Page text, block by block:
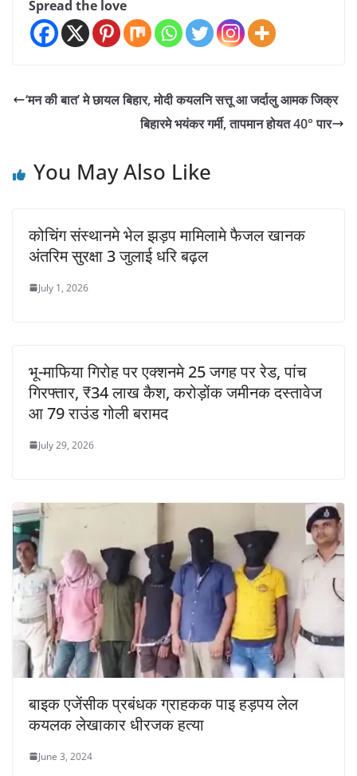
Spread the love
‘मन की बात’ मे छायल बिहार, मोदी कयलनि सत्तू आ जर्दालु आमक जिक्र
बिहारमे भयंकर गर्मी, तापमान होयत 40° पार
You May Also Like
कोचिंग संस्थानमे भेल झड़प मामिलामे फैजल खानक
अंतरिम सुरक्षा 3 जुलाई धरि बढ़ल
July 1, 2026
भू-माफिया गिरोह पर एक्शनमे 25 जगह पर रेड, पांच
गिरफ्तार, ₹34 लाख कैश, करोड़ोंक जमीनक दस्तावेज
आ 79 राउंड गोली बरामद
July 29, 2026
बाइक एजेंसीक प्रबंधक ग्राहकक पाइ हड़पय लेल
कयलक लेखाकार धीरजक हत्या
June 3, 2024